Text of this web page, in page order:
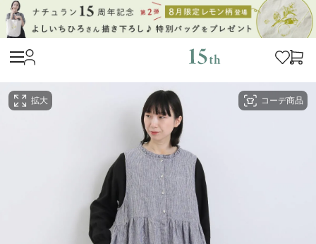
コーデ商品
拡大